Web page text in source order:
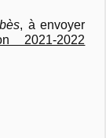
, à envoyer
2021-2022